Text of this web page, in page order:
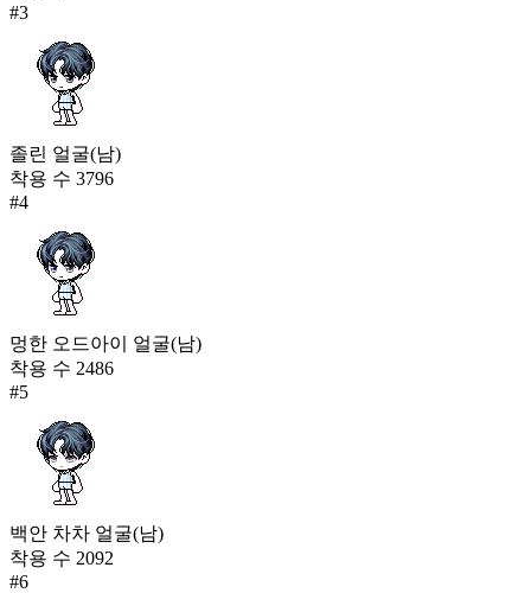
#3
졸린 얼굴(남)
착용 수 3796
#4
멍한 오드아이 얼굴(남)
착용 수 2486
#5
백안 차차 얼굴(남)
착용 수 2092
#6